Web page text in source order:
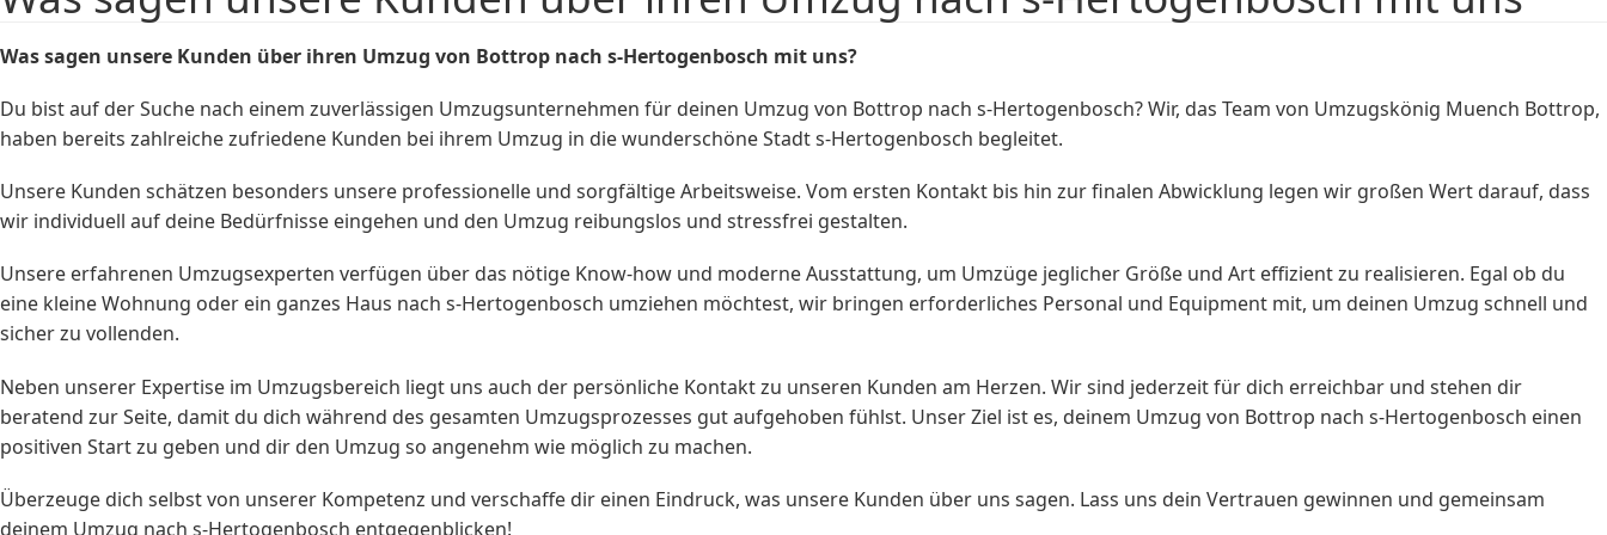
Was sagen unsere Kunden über ihren Umzug von Bottrop nach s-Hertogenbosch mit uns?
Du bist auf der Suche nach einem zuverlässigen Umzugsunternehmen für deinen Umzug von Bottrop nach s-Hertogenbosch? Wir, das Team von Umzugskönig Muench Bottrop,
haben bereits zahlreiche zufriedene Kunden bei ihrem Umzug in die wunderschöne Stadt s-Hertogenbosch begleitet.
Unsere Kunden schätzen besonders unsere professionelle und sorgfältige Arbeitsweise. Vom ersten Kontakt bis hin zur finalen Abwicklung legen wir großen Wert darauf, dass
wir individuell auf deine Bedürfnisse eingehen und den Umzug reibungslos und stressfrei gestalten.
Unsere erfahrenen Umzugsexperten verfügen über das nötige Know-how und moderne Ausstattung, um Umzüge jeglicher Größe und Art effizient zu realisieren. Egal ob du
eine kleine Wohnung oder ein ganzes Haus nach s-Hertogenbosch umziehen möchtest, wir bringen erforderliches Personal und Equipment mit, um deinen Umzug schnell und
sicher zu vollenden.
Neben unserer Expertise im Umzugsbereich liegt uns auch der persönliche Kontakt zu unseren Kunden am Herzen. Wir sind jederzeit für dich erreichbar und stehen dir
beratend zur Seite, damit du dich während des gesamten Umzugsprozesses gut aufgehoben fühlst. Unser Ziel ist es, deinem Umzug von Bottrop nach s-Hertogenbosch einen
positiven Start zu geben und dir den Umzug so angenehm wie möglich zu machen.
Überzeuge dich selbst von unserer Kompetenz und verschaffe dir einen Eindruck, was unsere Kunden über uns sagen. Lass uns dein Vertrauen gewinnen und gemeinsam
deinem Umzug nach s-Hertogenbosch entgegenblicken!